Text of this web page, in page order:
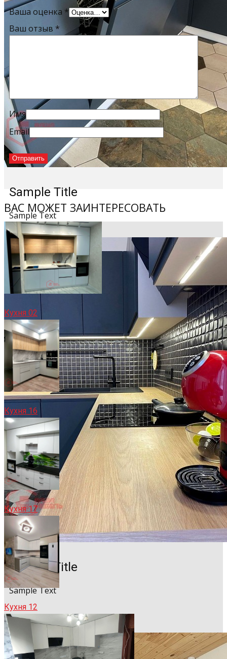
Sample Title
Sample Text
Sample Title
Sample Text
Ваша оценка *
Ваш отзыв *
Имя
Email
ВАС МОЖЕТ ЗАИНТЕРЕСОВАТЬ
Кухня 02
Кухня 16
Кухня 17
Кухня 12